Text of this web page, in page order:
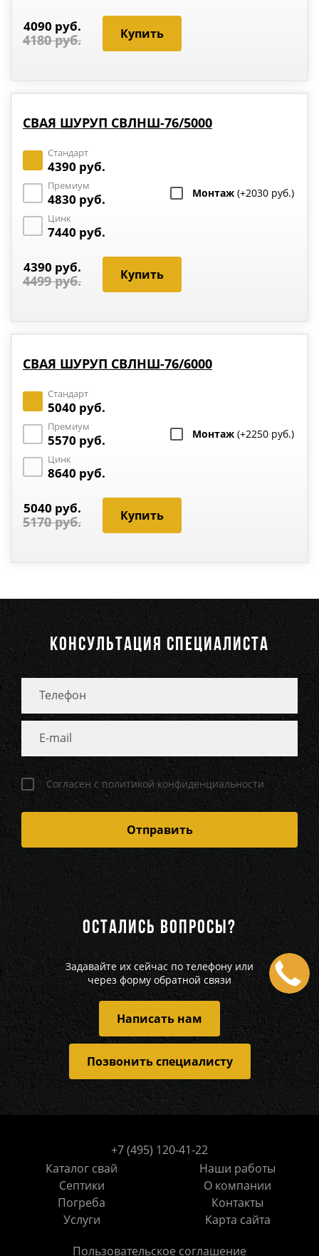
4090 руб.
4180 руб.
СВАЯ ШУРУП СВЛНШ-76/5000
Стандарт
4390 руб.
Премиум
4830 руб.
Цинк
7440 руб.
Монтаж (+2030 руб.)
4390 руб.
4499 руб.
СВАЯ ШУРУП СВЛНШ-76/6000
Стандарт
5040 руб.
Премиум
5570 руб.
Цинк
8640 руб.
Монтаж (+2250 руб.)
5040 руб.
5170 руб.
КОНСУЛЬТАЦИЯ СПЕЦИАЛИСТА
Согласен с политикой конфиденциальности
ОСТАЛИСЬ ВОПРОСЫ?
Задавайте их сейчас по телефону или
через форму обратной связи
Написать нам
Позвонить специалисту
Пользовательское соглашение
+7 (495) 120-41-22
Каталог свай
Септики
Погреба
Услуги
Наши работы
О компании
Контакты
Карта сайта